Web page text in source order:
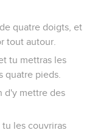
quatre doigts, et
tout autour.
tu mettras les
quatre pieds.
d'y mettre des
les couvriras